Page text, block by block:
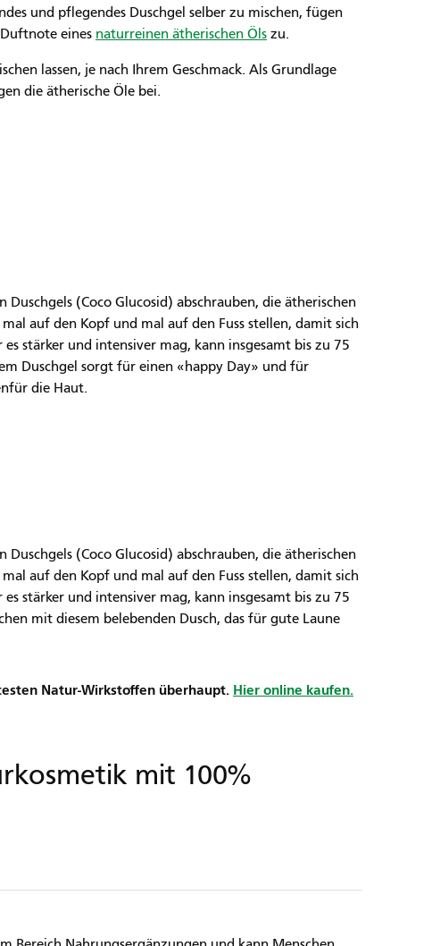
und pflegendes Duschgel selber zu mischen, fügen
eines naturreinen ätherischen Öls zu.
lassen, je nach Ihrem Geschmack. Als Grundlage
die ätherische Öle bei.
(Coco Glucosid) abschrauben, die ätherischen
auf den Kopf und mal auf den Fuss stellen, damit sich
stärker und intensiver mag, kann insgesamt bis zu 75
Duschgel sorgt für einen «happy Day» und für
die Haut.
(Coco Glucosid) abschrauben, die ätherischen
auf den Kopf und mal auf den Fuss stellen, damit sich
stärker und intensiver mag, kann insgesamt bis zu 75
mit diesem belebenden Dusch, das für gute Laune
Natur-Wirkstoffen überhaupt. Hier online kaufen.
mit 100%